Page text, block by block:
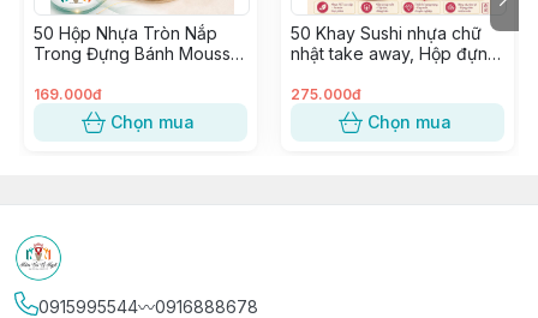
50 Hộp Nhựa Tròn Nắp
Trong Đựng Bánh Mousse,
Xoài ~ W120, 8117, 117-8
169.000đ
Chọn mua
50 Khay Sushi nhựa chữ
nhật take away, Hộp đựng
SỐ 5
275.000đ
Chọn mua
0915995544〰️0916888678